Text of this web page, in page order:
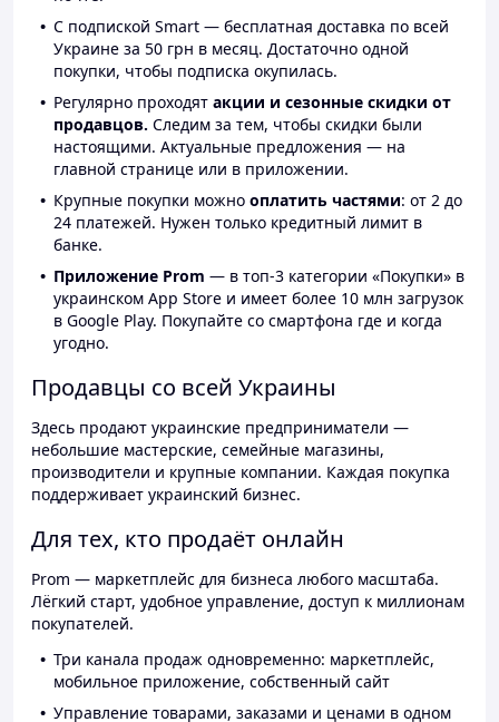
С подпиской Smart — бесплатная доставка по всей
Украине за 50 грн в месяц. Достаточно одной
покупки, чтобы подписка окупилась.
Регулярно проходят акции и сезонные скидки от
продавцов. Следим за тем, чтобы скидки были
настоящими. Актуальные предложения — на
главной странице или в приложении.
Крупные покупки можно оплатить частями: от 2 до
24 платежей. Нужен только кредитный лимит в
банке.
Приложение Prom — в топ-3 категории «Покупки» в
украинском App Store и имеет более 10 млн загрузок
в Google Play. Покупайте со смартфона где и когда
угодно.
Продавцы со всей Украины
Здесь продают украинские предприниматели —
небольшие мастерские, семейные магазины,
производители и крупные компании. Каждая покупка
поддерживает украинский бизнес.
Для тех, кто продаёт онлайн
Prom — маркетплейс для бизнеса любого масштаба.
Лёгкий старт, удобное управление, доступ к миллионам
покупателей.
Три канала продаж одновременно: маркетплейс,
мобильное приложение, собственный сайт
Управление товарами, заказами и ценами в одном